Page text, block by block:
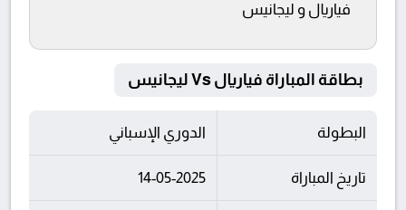
فياريال و ليجانيس
بطاقة المباراة فياريال Vs ليجانيس
البطولة الدوري الإسباني
تاريخ المباراة 14-05-2025